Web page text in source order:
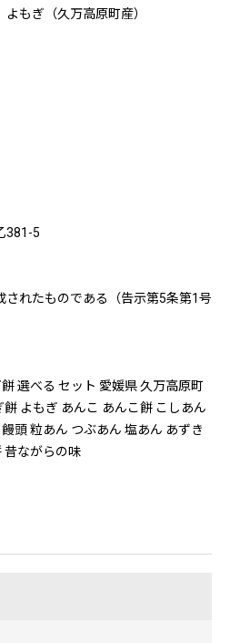
もぎ（久万高原町産）
381-5
されたものである（告示第5条第1号
選べる セット 愛媛県 久万高原町
よもぎ あんこ あんこ餅 こしあん
頭 粒あん つぶあん 塩あん あずき
昔ながらの味